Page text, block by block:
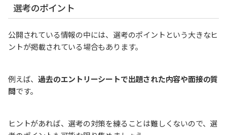
選考のポイント
公開されている情報の中には、選考のポイントという大きなヒ
ントが掲載されている場合もあります。
例えば、過去のエントリーシートで出題された内容や面接の質
問です。
ヒントがあれば、選考の対策を練ることは難しくないので、選